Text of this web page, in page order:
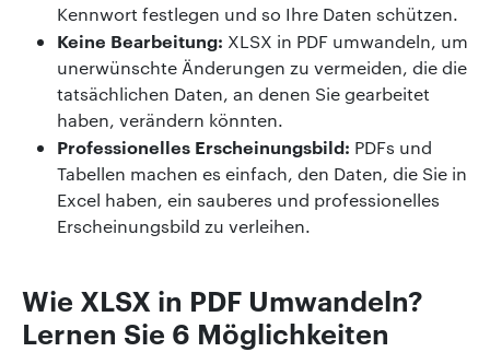
Kennwort festlegen und so Ihre Daten schützen.
Keine Bearbeitung: XLSX in PDF umwandeln, um
unerwünschte Änderungen zu vermeiden, die die
tatsächlichen Daten, an denen Sie gearbeitet
haben, verändern könnten.
Professionelles Erscheinungsbild: PDFs und
Tabellen machen es einfach, den Daten, die Sie in
Excel haben, ein sauberes und professionelles
Erscheinungsbild zu verleihen.
Wie XLSX in PDF Umwandeln?
Lernen Sie 6 Möglichkeiten